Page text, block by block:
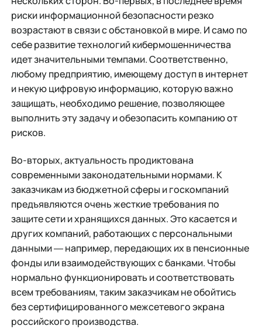
риски информационной безопасности резко
возрастают в связи с обстановкой в мире. И само по
себе развитие технологий кибермошенничества
идет значительными темпами. Соответственно,
любому предприятию, имеющему доступ в интернет
и некую цифровую информацию, которую важно
защищать, необходимо решение, позволяющее
выполнить эту задачу и обезопасить компанию от
рисков.
Во-вторых, актуальность продиктована
современными законодательными нормами. К
заказчикам из бюджетной сферы и госкомпаний
предъявляются очень жесткие требования по
защите сети и хранящихся данных. Это касается и
других компаний, работающих с персональными
данными ― например, передающих их в пенсионные
фонды или взаимодействующих с банками. Чтобы
нормально функционировать и соответствовать
всем требованиям, таким заказчикам не обойтись
без сертифицированного межсетевого экрана
российского производства.